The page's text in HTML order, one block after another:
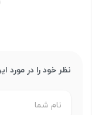
نظر خود را در مورد